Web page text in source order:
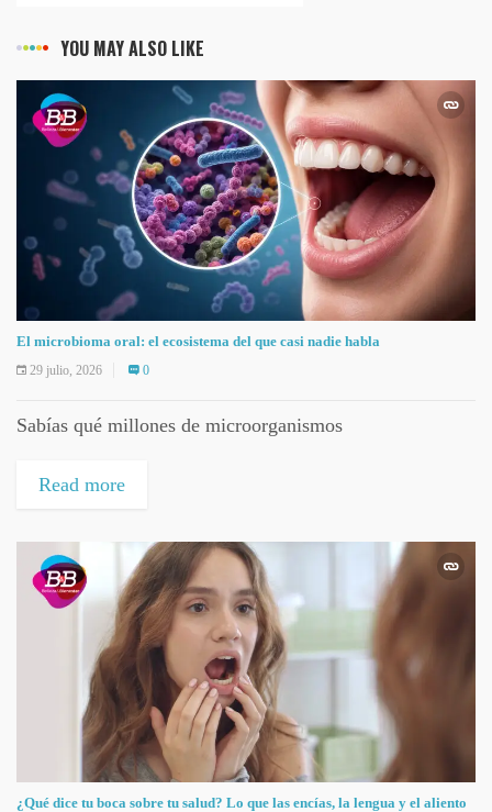
YOU MAY ALSO LIKE
El microbioma oral: el ecosistema del que casi nadie habla
29 julio, 2026 0
Sabías qué millones de microorganismos
Read more
¿Qué dice tu boca sobre tu salud? Lo que las encías, la lengua y el aliento